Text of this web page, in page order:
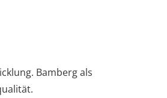
Bamberg als